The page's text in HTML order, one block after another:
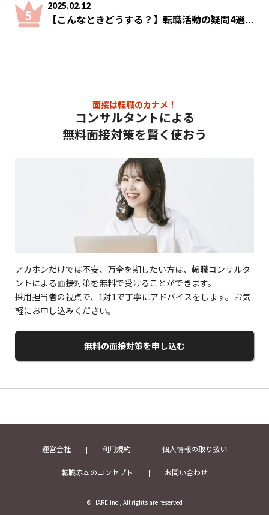
2025.02.12
【こんなときどうする？】転職活動の疑問4選...
面接は転職のカナメ！
コンサルタントによる
無料面接対策を賢く使おう
アカホンだけでは不安、万全を期したい方は、転職コンサルタ
ントによる面接対策を無料で受けることができます。
採用担当者の視点で、1対1で丁寧にアドバイスをします。お気
軽にお申し込みください。
無料の面接対策を申し込む
運営会社 利用規約 個人情報の取り扱い
転職赤本のコンセプト お問い合わせ
© HARE.inc., All rights are reserved